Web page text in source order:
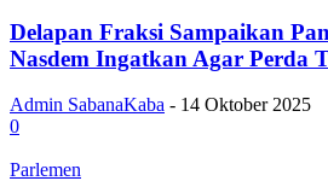
Delapan Fraksi Sampaikan
Nasdem Ingatkan Agar Perda
Admin SabanaKaba - 14 Oktober 2025
0
Parlemen